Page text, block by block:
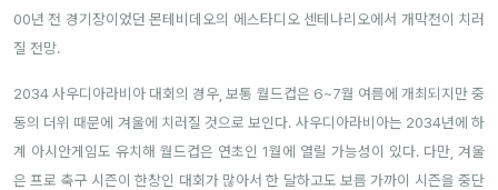
00년 전 경기장이었던 몬테비데오의 에스타디오 센테나리오에서 개막전이 치러
질 전망.
2034 사우디아라비아 대회의 경우, 보통 월드컵은 6~7월 여름에 개최되지만 중
동의 더위 때문에 겨울에 치러질 것으로 보인다. 사우디아라비아는 2034년에 하
계 아시안게임도 유치해 월드컵은 연초인 1월에 열릴 가능성이 있다. 다만, 겨울
은 프로 축구 시즌이 한창인 대회가 많아서 한 달하고도 보름 가까이 시즌을 중단